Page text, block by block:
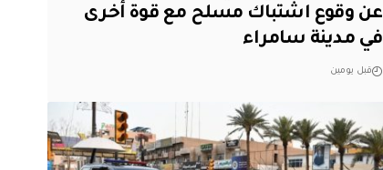
عن وقوع اشتباك مسلح مع قوة أخرى
في مدينة سامراء
قبل يومين